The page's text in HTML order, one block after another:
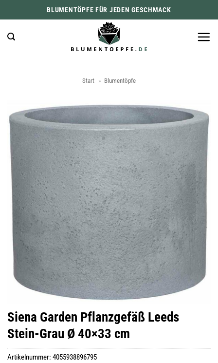
Inhalt
springen
BLUMENTÖPFE FÜR JEDEN GESCHMACK
Start » Blumentöpfe
Siena Garden Pflanzgefäß Leeds
Stein-Grau Ø 40×33 cm
Artikelnummer: 4055938896795